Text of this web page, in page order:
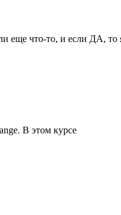
еще что-то, и если ДА, то
В этом курсе